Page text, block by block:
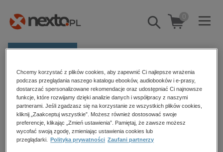
Pokaż/schowaj
wyszukiwarkę
0
Kategorie
Zobacz wszystkie E-prasa
budownictwo, aranżacja wnętrz
biznesowe, branżowe, gospodarka
Strona główna Replika
Replika
Chcemy korzystać z plików cookies, aby zapewnić Ci najlepsze wrażenia
podczas przeglądania naszego katalogu ebooków, audiobooków i e-prasy,
dostarczać spersonalizowane rekomendacje oraz udostępniać Ci najnowsze
funkcje, które rozwijamy dzięki analizie danych i współpracy z naszymi
partnerami. Jeśli zgadzasz się na korzystanie ze wszystkich plików cookies,
kliknij „Zaakceptuj wszystkie”. Możesz również dostosować swoje
preferencje, klikając „Zmień ustawienia”. Pamiętaj, że zawsze możesz
wycofać swoją zgodę, zmieniając ustawienia cookies lub
przeglądarki.
Polityka prywatności Zaufani partnerzy